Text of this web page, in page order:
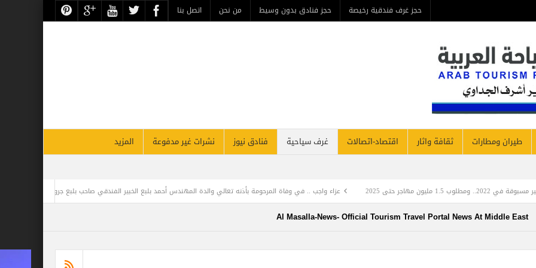
حجز غرف فندقية رخيصة حجز فنادق بدون وسيط من نحن اتصل بنا
ثقافة واثار اقتصاد-اتصالات غرف سياحية فنادق نيوز نشرات غير مدفوعة
المزيد
عزاء واجب .. في وفاة المرحومة بأذنه تعالي والدة المهندس أحمد بلبع الخبير الفندقي صاحب بلبع جروب
مغامر مصري يحطم الرقم القياسي في
Al Masalla-News- Official Tourism Travel Portal News At